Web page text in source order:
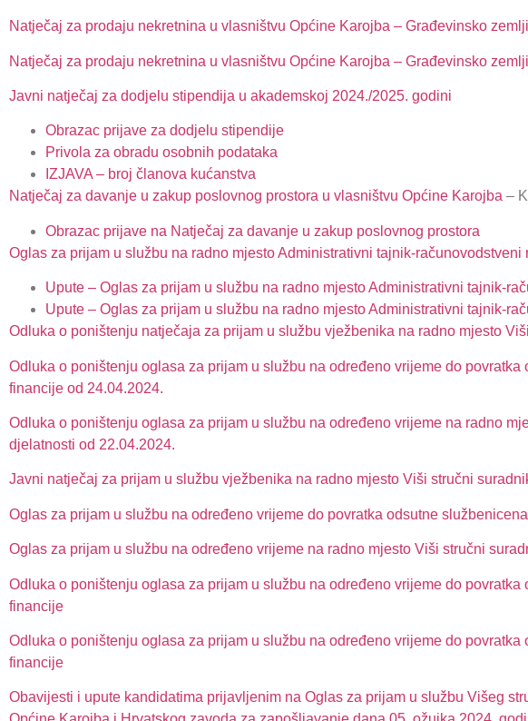
Natječaj za prodaju nekretnina u vlasništvu Općine Karojba – Građevinsko
Natječaj za prodaju nekretnina u vlasništvu Općine Karojba – Građevinsko
Javni natječaj za dodjelu stipendija u akademskoj 2024./2025. godini
Obrazac prijave za dodjelu stipendije
Privola za obradu osobnih podataka
IZJAVA – broj članova kućanstva
Natječaj za davanje u zakup poslovnog prostora u vlasništvu Općine Karojba –
Obrazac prijave na Natječaj za davanje u zakup poslovnog prostora
Oglas za prijam u službu na radno mjesto Administrativni tajnik-
Upute – Oglas za prijam u službu na radno mjesto Administrativni tajnik-
Upute – Oglas za prijam u službu na radno mjesto Administrativni tajnik-
Odluka o poništenju natječaja za prijam u službu vježbenika na radno mjesto
Odluka o poništenju oglasa za prijam u službu na određeno vrijeme do
financije od 24.04.2024.
Odluka o poništenju oglasa za prijam u službu na određeno vrijeme na radno
djelatnosti od 22.04.2024.
Javni natječaj za prijam u službu vježbenika na radno mjesto Viši stručni
Oglas za prijam u službu na određeno vrijeme do povratka odsutne
Oglas za prijam u službu na određeno vrijeme na radno mjesto Viši stručni
Odluka o poništenju oglasa za prijam u službu na određeno vrijeme do
financije
Odluka o poništenju oglasa za prijam u službu na određeno vrijeme do
financije
Obavijesti i upute kandidatima prijavljenim na Oglas za prijam u službu Višeg